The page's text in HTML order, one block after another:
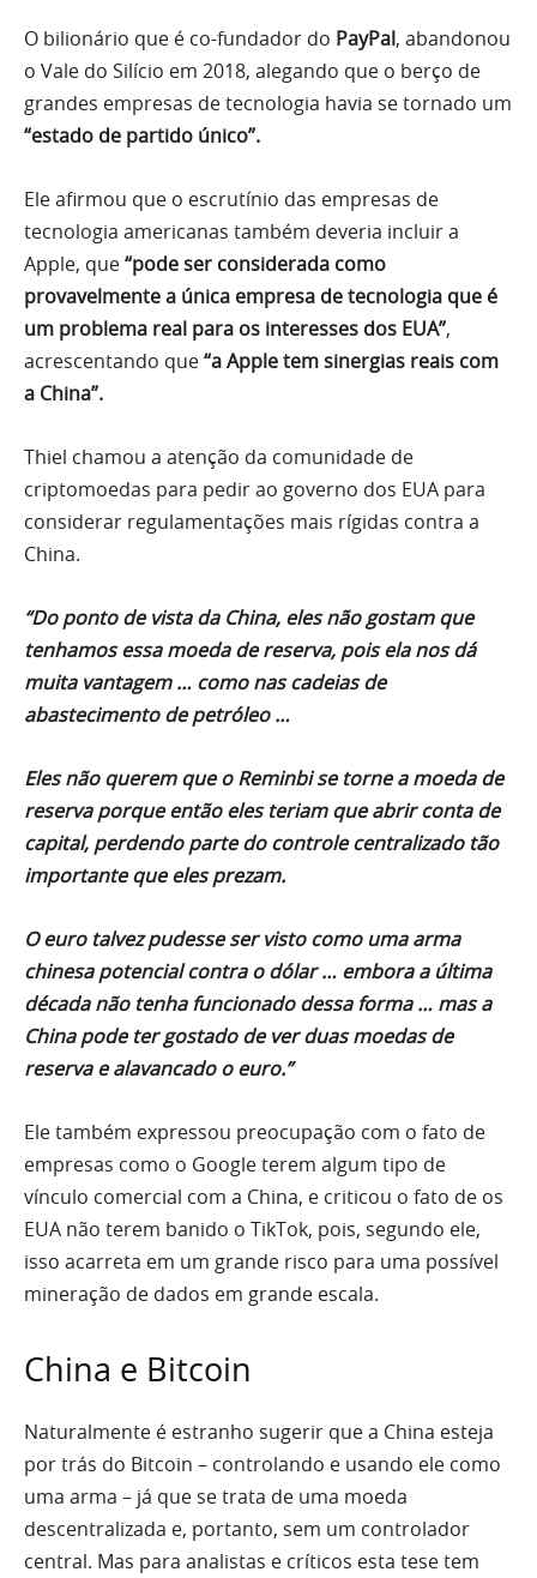
O bilionário que é co-fundador do PayPal, abandonou
o Vale do Silício em 2018, alegando que o berço de
grandes empresas de tecnologia havia se tornado um
“estado de partido único”.
Ele afirmou que o escrutínio das empresas de
tecnologia americanas também deveria incluir a
Apple, que“pode ser considerada como
provavelmente a única empresa de tecnologia que é
um problema real para os interesses dos EUA”,
acrescentando que“a Apple tem sinergias reais com
a China”.
Thiel chamou a atenção da comunidade de
criptomoedas para pedir ao governo dos EUA para
considerar regulamentações mais rígidas contra a
China.
“Do ponto de vista da China, eles não gostam que
tenhamos essa moeda de reserva, pois ela nos dá
muita vantagem … como nas cadeias de
abastecimento de petróleo …
Eles não querem que o Reminbi se torne a moeda de
reserva porque então eles teriam que abrir conta de
capital, perdendo parte do controle centralizado tão
importante que eles prezam.
O euro talvez pudesse ser visto como uma arma
chinesa potencial contra o dólar … embora a última
década não tenha funcionado dessa forma … mas a
China pode ter gostado de ver duas moedas de
reserva e alavancado o euro.”
Ele também expressou preocupação com o fato de
empresas como o Google terem algum tipo de
vínculo comercial com a China, e criticou o fato de os
EUA não terem banido o TikTok, pois, segundo ele,
isso acarreta em um grande risco para uma possível
mineração de dados em grande escala.
China e Bitcoin
Naturalmente é estranho sugerir que a China esteja
por trás do Bitcoin – controlando e usando ele como
uma arma – já que se trata de uma moeda
descentralizada e, portanto, sem um controlador
central. Mas para analistas e críticos esta tese tem